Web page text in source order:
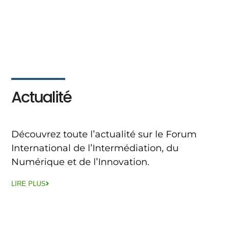
Actualité
Découvrez toute l’actualité sur le Forum
International de l’Intermédiation, du
Numérique et de l’Innovation.
LIRE PLUS